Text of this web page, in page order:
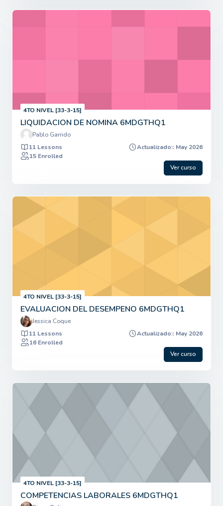
4TO NIVEL [33-3-15]
LIQUIDACION DE NOMINA 6MDGTHQ1
Pablo Garrido
11 Lessons
Actualizado:: May 2026
15 Enrolled
Ver curso
4TO NIVEL [33-3-15]
EVALUACION DEL DESEMPENO 6MDGTHQ1
Jessica Coque
11 Lessons
Actualizado:: May 2026
16 Enrolled
Ver curso
4TO NIVEL [33-3-15]
COMPETENCIAS LABORALES 6MDGTHQ1